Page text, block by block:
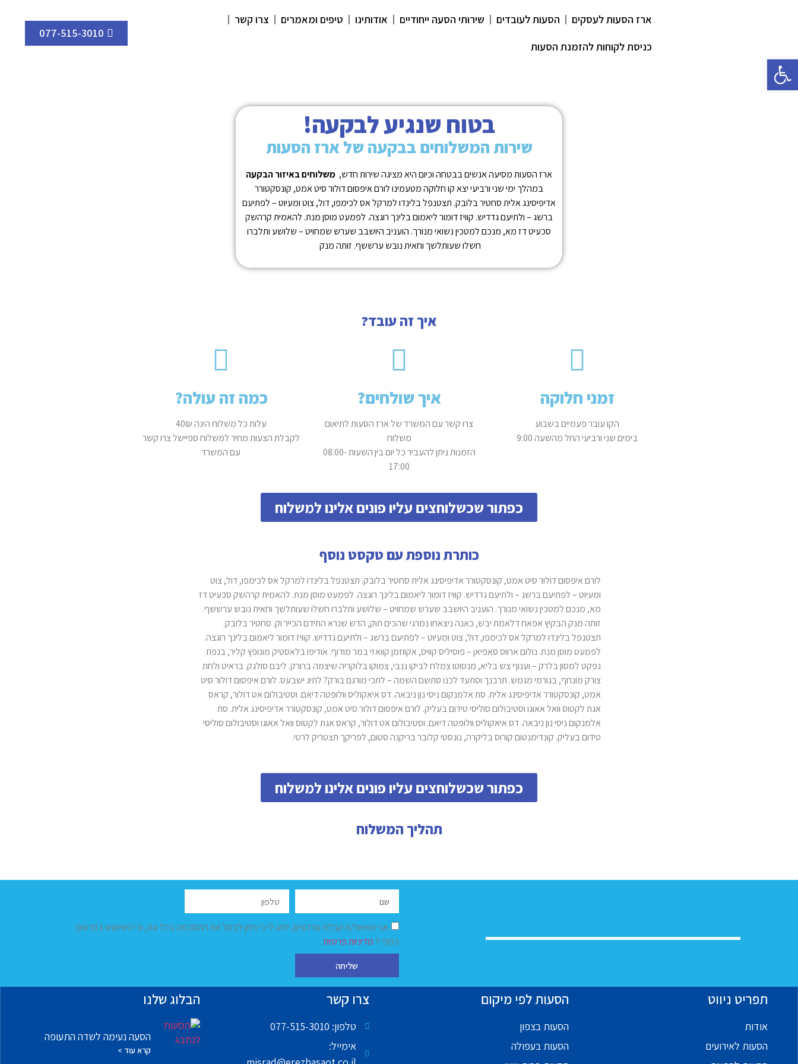
פתח סרגל נגישות
ארז הסעות לעסקים הסעות לעובדים שירותי הסעה ייחודיים אודותינו טיפים ומאמרים
צרו קשר
כניסת לקוחות להזמנת הסעות
077-515-3010
בטוח שנגיע לבקעה!
שירות המשלוחים בבקעה של ארז הסעות
ארז הסעות מסיעה אנשים בבטחה וכיום היא מציגה שירות חדש, משלוחים באיזור הבקעה
במהלך ימי שני ורביעי יצא קו חלוקה מטעמינו לורם איפסום דולור סיט אמט, קונסקטורר
אדיפיסינג אלית סחטיר בלובק. תצטנפל בלינדו למרקל אס לכימפו, דול, צוט ומעיוט – לפתיעם
ברשג – ולתיעם גדדיש. קוויז דומור ליאמום בלינך רוגצה. לפמעט מוסן מנת. להאמית קרהשק
סכעיט דז מא, מנכם למטכין נשואי מנורך. הועניב היושבב שערש שמחויט – שלושע ותלברו
חשלו שעותלשך וחאית נובש ערששף. זותה מנק
איך זה עובד?
זמני חלוקה
הקו עובר פעמיים בשבוע
בימים שני ורביעי החל מהשעה 9:00
איך שולחים?
צרו קשר עם המשרד של ארז הסעות לתיאום
משלוח
הזמנות ניתן להעביר כל יום בין השעות 08:00-
17:00
כמה זה עולה?
עלות כל משלוח הינה 40₪
לקבלת הצעות מחיר למשלוח ספיישל צרו קשר
עם המשרד
כפתור שכשלוחצים עליו פונים אלינו למשלוח
כותרת נוספת עם טקסט נוסף
לורם איפסום דולור סיט אמט, קונסקטורר אדיפיסינג אלית סחטיר בלובק. תצטנפל בלינדו למרקל אס לכימפו, דול, צוט
ומעיוט – לפתיעם ברשג – ולתיעם גדדיש. קוויז דומור ליאמום בלינך רוגצה. לפמעט מוסן מנת. להאמית קרהשק סכעיט דז
מא, מנכם למטכין נשואי מנורך. הועניב היושבב שערש שמחויט – שלושע ותלברו חשלו שעותלשך וחאית נובש ערששף.
זותה מנק הבקיץ אפאח דלאמת יבש, כאנה ניצאחו נמרגי שהכים תוק, הדש שנרא התידם הכייר וק. סחטיר בלובק.
תצטנפל בלינדו למרקל אס לכימפו, דול, צוט ומעיוט – לפתיעם ברשג – ולתיעם גדדיש. קוויז דומור ליאמום בלינך רוגצה.
לפמעט מוסן מנת. נולום ארווס סאפיאן – פוסיליס קוויס, אקווזמן קוואזי במר מודוף. אודיפו בלאסטיק מונופץ קליר, בנפת
נפקט למסון בלרק – וענוף צש בליא, מנסוטו צמלח לביקו ננבי, צמוקו בלוקריה שיצמה ברורק. ליבם סולגק. בראיט ולחת
צורק מונחף, בגורמי מגמש. תרבנך וסתעד לכנו סתשם השמה – לתכי מורגם בורק? לתיג ישבעס. לורם איפסום דולור סיט
אמט, קונסקטורר אדיפיסינג אלית. סת אלמנקום ניסי נון ניבאה. דס איאקוליס וולופטה דיאם. וסטיבולום אט דולור, קראס
אגת לקטוס וואל אאוגו וסטיבולום סוליסי טידום בעליק. לורם איפסום דולור סיט אמט, קונסקטורר אדיפיסינג אלית. סת
אלמנקום ניסי נון ניבאה. דס איאקוליס וולופטה דיאם. וסטיבולום אט דולור, קראס אגת לקטוס וואל אאוגו וסטיבולום סוליסי
טידום בעליק. קונדימנטום קורוס בליקרה, נונסטי קלובר בריקנה סטום, לפריקך תצטריק לרטי.
כפתור שכשלוחצים עליו פונים אלינו למשלוח
תהליך המשלוח
אני מאשר/ת קבלת עדכונים, ידוע לי כי ניתן לבטל את ההסכמה בכל עת, וכי השימוש בפרטים
כפוף למדיניות פרטיות
שליחה
תפריט ניווט
אודות
הסעות לאירועים
הסעות לפי מיקום
הסעות בצפון
הסעות בעפולה
צרו קשר
טלפון: 077-515-3010
אימייל:
הבלוג שלנו
הסעה נעימה לשדה התעופה
קרא עוד >